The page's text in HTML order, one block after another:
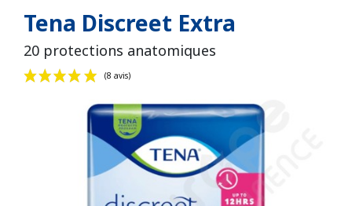
Tena Discreet Extra
20 protections anatomiques
(8 avis)